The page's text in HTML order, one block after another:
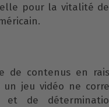
pour la vitalité
de contenus en
jeu vidéo ne
et de